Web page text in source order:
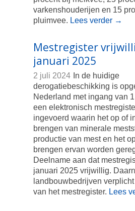
varkenshouderijen en 15
pluimvee. Lees verder →
Mestregister
januari 2025
2 juli 2024 In de huidige
derogatiebeschikking is
Nederland met ingang van
een elektronisch
ingevoerd waarin het op of
brengen van minerale
productie van mest en het
brengen ervan worden
Deelname aan dat
januari 2025 vrijwillig.
landbouwbedrijven
van het mestregister. Lees